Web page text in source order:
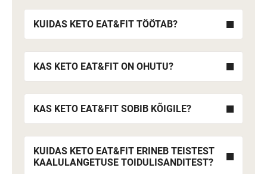
KUIDAS KETO EAT&FIT TÖÖTAB?
KAS KETO EAT&FIT ON OHUTU?
KAS KETO EAT&FIT SOBIB KÕIGILE?
KUIDAS KETO EAT&FIT ERINEB TEISTEST
KAALULANGETUSE TOIDULISANDITEST?